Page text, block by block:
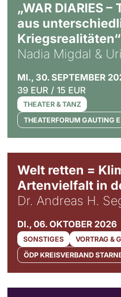
„WAR DIARIES
aus
Kriegsrealitäten“
Nadia Migdal &
MI., 30. SEPTEMBER
39 EUR / 15 EUR
THEATER & TANZ
THEATERFORUM GAUTING
Welt retten =
Artenvielfalt in
Dr. Andreas H.
DI., 06. OKTOBER 2026
SONSTIGES
VORTRAG &
ÖDP KREISVERBAND